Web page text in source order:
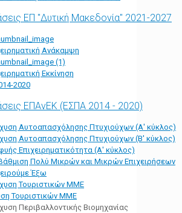
ΕΠ "Δυτική Μακεδονία" 2021-2027
Ανάκαμψη
Εκκίνηση
2020
ΕΠΑνΕΚ (ΕΣΠΑ 2014 - 2020)
Αυτοαπασχόλησης Πτυχιούχων (Α' κύκλος)
Αυτοαπασχόλησης Πτυχιούχων (Β' κύκλος)
Επιχειρηματικότητα (Α' κύκλος)
Πολύ Μικρών και Μικρών Επιχειρήσεων
Έξω
Τουριστικών ΜΜΕ
Τουριστικών ΜΜΕ
Περιβαλλοντικής Βιομηχανίας